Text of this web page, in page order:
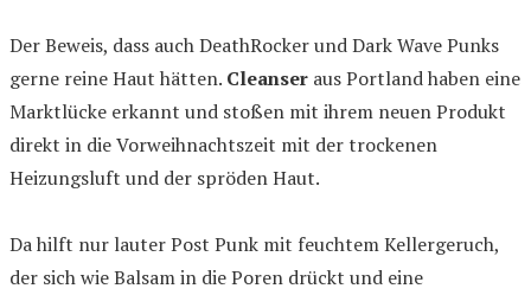
Der Beweis, dass auch DeathRocker und Dark Wave Punks
gerne reine Haut hätten. Cleanser aus Portland haben eine
Marktlücke erkannt und stoßen mit ihrem neuen Produkt
direkt in die Vorweihnachtszeit mit der trockenen
Heizungsluft und der spröden Haut.
Da hilft nur lauter Post Punk mit feuchtem Kellergeruch,
der sich wie Balsam in die Poren drückt und eine